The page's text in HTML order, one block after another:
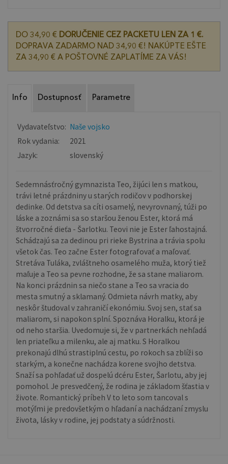
DO 34,90 € DORUČENIE CEZ PACKETU LEN ZA 1 €.
DOPRAVA ZADARMO NAD 34,90 €! NAKÚPTE EŠTE
ZA 34,90 € A POŠTOVNÉ ZAPLATÍME ZA VÁS!
Info Dostupnosť Parametre
Vydavateľstvo: Naše vojsko
Rok vydania:
2021
Jazyk:
slovenský
Sedemnásťročný gymnazista Teo, žijúci len s matkou,
trávi letné prázdniny u starých rodičov v podhorskej
dedinke. Od detstva sa cíti osamelý, nevyrovnaný, túži po
láske a zoznámi sa so staršou ženou Ester, ktorá má
štvorročné dieťa - Šarlotku. Teovi nie je Ester ľahostajná.
Schádzajú sa za dedinou pri rieke Bystrina a trávia spolu
všetok čas. Teo začne Ester fotografovať a maľovať.
Stretáva Tuláka, zvláštneho osamelého muža, ktorý tiež
maľuje a Teo sa pevne rozhodne, že sa stane maliarom.
Na konci prázdnin sa niečo stane a Teo sa vracia do
mesta smutný a sklamaný. Odmieta návrh matky, aby
neskôr študoval v zahraničí ekonómiu. Svoj sen, stať sa
maliarom, si napokon splní. Spoznáva Horalku, ktorá je
od neho staršia. Uvedomuje si, že v partnerkách nehľadá
len priateľku a milenku, ale aj matku. S Horalkou
prekonajú dlhú strastiplnú cestu, po rokoch sa zblíži so
starkým, a konečne nachádza korene svojho detstva.
Snaží sa pohľadať už dospelú dcéru Ester, Šarlotu, aby jej
pomohol. Je presvedčený, že rodina je základom šťastia v
živote. Romantický príbeh V to leto som tancoval s
motýľmi je predovšetkým o hľadaní a nachádzaní zmyslu
života, lásky v rodine, jej podstaty a súdržnosti.